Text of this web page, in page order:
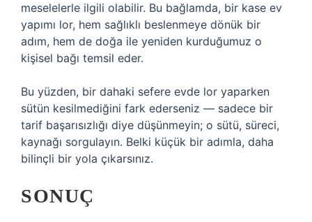
meselelerle ilgili olabilir. Bu bağlamda, bir kase ev
yapımı lor, hem sağlıklı beslenmeye dönük bir
adım, hem de doğa ile yeniden kurduğumuz o
kişisel bağı temsil eder.
Bu yüzden, bir dahaki sefere evde lor yaparken
sütün kesilmediğini fark ederseniz — sadece bir
tarif başarısızlığı diye düşünmeyin; o sütü, süreci,
kaynağı sorgulayın. Belki küçük bir adımla, daha
bilinçli bir yola çıkarsınız.
SONUÇ